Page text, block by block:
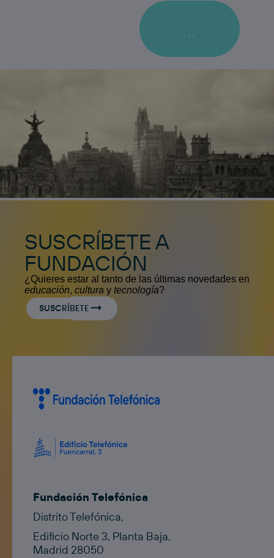
...
SUSCRÍBETE A
FUNDACIÓN
¿Quieres estar al tanto de las últimas novedades en
educación, cultura y tecnología?
SUSCRÍBETE
Fundación Telefónica
Distrito Telefónica,
Edificio Norte 3, Planta Baja,
Madrid 28050